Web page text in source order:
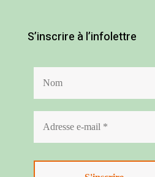
S’inscrire à l’infolettre